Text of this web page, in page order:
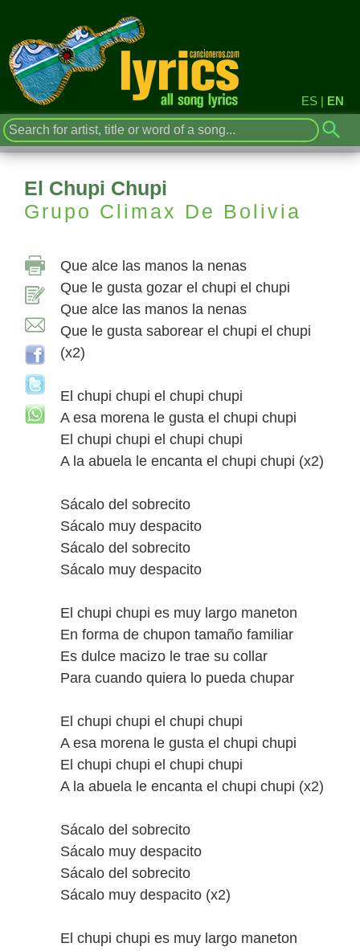
ES | EN
El Chupi Chupi
Grupo Climax De Bolivia
Que alce las manos la nenas
Que le gusta gozar el chupi el chupi
Que alce las manos la nenas
Que le gusta saborear el chupi el chupi
(x2)
El chupi chupi el chupi chupi
A esa morena le gusta el chupi chupi
El chupi chupi el chupi chupi
A la abuela le encanta el chupi chupi (x2)
Sácalo del sobrecito
Sácalo muy despacito
Sácalo del sobrecito
Sácalo muy despacito
El chupi chupi es muy largo maneton
En forma de chupon tamaño familiar
Es dulce macizo le trae su collar
Para cuando quiera lo pueda chupar
El chupi chupi el chupi chupi
A esa morena le gusta el chupi chupi
El chupi chupi el chupi chupi
A la abuela le encanta el chupi chupi (x2)
Sácalo del sobrecito
Sácalo muy despacito
Sácalo del sobrecito
Sácalo muy despacito (x2)
El chupi chupi es muy largo maneton